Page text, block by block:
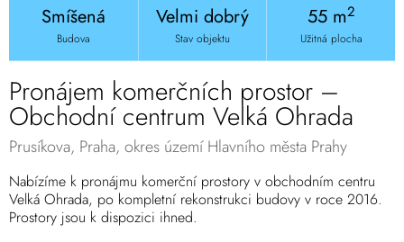
Smíšená
Budova
Velmi dobrý
Stav objektu
55 m2
Užitná plocha
Pronájem komerčních prostor –
Obchodní centrum Velká Ohrada
Prusíkova, Praha, okres území Hlavního města Prahy
Nabízíme k pronájmu komerční prostory v obchodním centru
Velká Ohrada, po kompletní rekonstrukci budovy v roce 2016.
Prostory jsou k dispozici ihned.